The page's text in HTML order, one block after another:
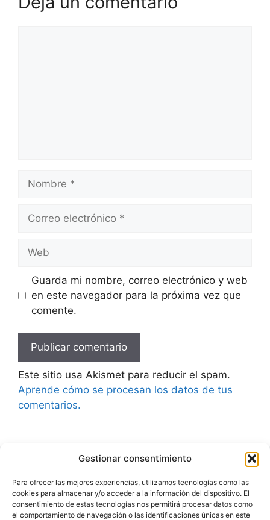
Gestionar consentimiento
Para ofrecer las mejores experiencias, utilizamos tecnologías como las
cookies para almacenar y/o acceder a la información del dispositivo. El
consentimiento de estas tecnologías nos permitirá procesar datos como
el comportamiento de navegación o las identificaciones únicas en este
electrónico
Guarda mi nombre, correo electrónico y web
en este navegador para la próxima vez que
comente.
Este sitio usa Akismet para reducir el spam.
Aprende cómo se procesan los datos de tus
comentarios.
Advertencia
Política de privacidad